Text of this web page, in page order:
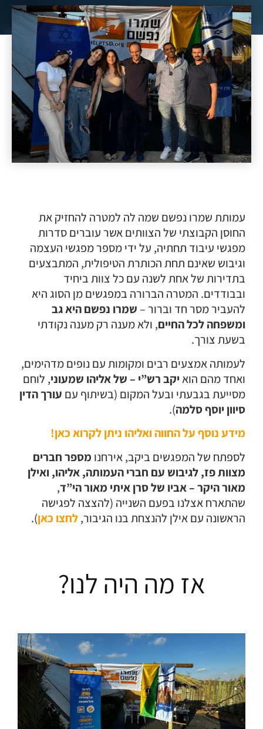
עמותת שמרו נפשם שמה לה למטרה להחזיק את
החוסן הקבוצתי של הצוותים אשר עוברים סדרות
מפגשי עיבוד תחתיה, על ידי מספר מפגשי העצמה
וגיבוש שאינם תחת הכותרת הטיפולית, המתבצעים
בתדירות של אחת לשנה עם כל צוות ביחיד
ובבודדים. המטרה הברורה במפגשים מן הסוג היא
להעביר מסר חד וברור – שמרו נפשם היא גב
ומשפחה לכל החיים, ולא מענה רק מענה נקודתי
בשעת צורך.
לעמותה אמצעים רבים ומקומות עם נופים מדהימים,
ואחד מהם הואיקב רש”י – של אליהו שמעוני, לוחם
מסייעת בגבעתי ובעל המקום (בשיתוף עם עורך הדין
סיוון יוסף סלמה).
מידע נוסף על החווה ואליהו ניתן לקרוא כאן!
לספתח של המפגשים ביקב, אירחנו מספר חברים
מצוות פז, לגיבוש עם חברי העמותה, אליהו, ואילן
מאור היקר – אביו של סרן איתי מאור הי”ד,
שהתארח אצלנו בפעם השנייה (להצצה לפגישה
הראשונה עם אילן להנצחת בנו הגיבור,לחצו כאן).
אז מה היה לנו?